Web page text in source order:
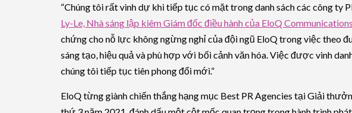
“Chúng tôi rất vinh dự khi tiếp tục có mặt trong danh sách các công ty
Ly-Le, Nhà sáng lập kiêm Giám đốc điều hành của EloQ Communications
chứng cho nỗ lực không ngừng nghỉ của đội ngũ EloQ trong việc theo
sáng tạo, hiệu quả và phù hợp với bối cảnh văn hóa. Việc được vinh
chúng tôi tiếp tục tiên phong đổi mới.”
EloQ từng giành chiến thắng hạng mục Best PR Agencies tại Giải